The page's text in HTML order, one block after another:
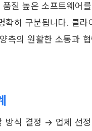
질 높은 소프트웨어
히 구분됩니다. 클라
측의 원활한 소통과
방식 결정 → 업체